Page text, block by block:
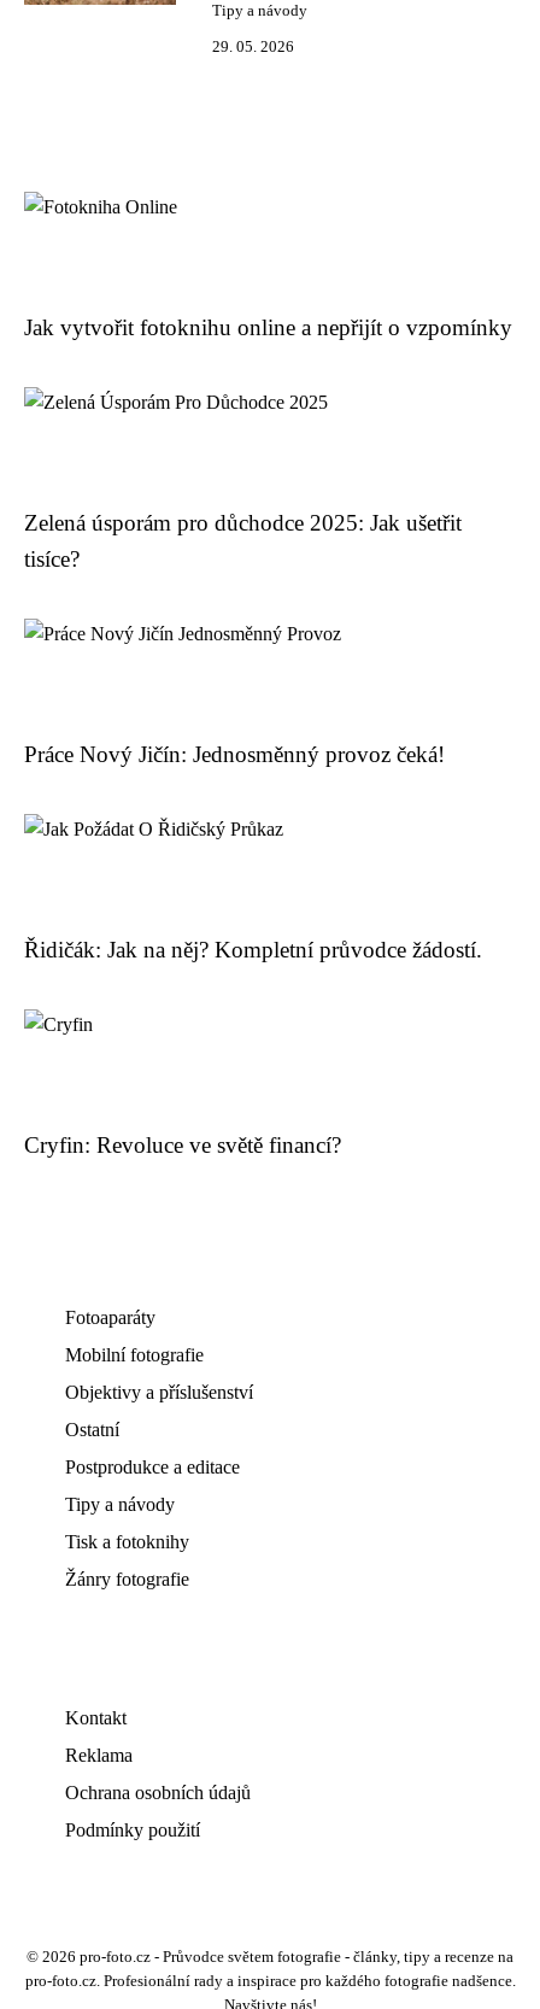
Tipy a návody
29. 05. 2026
Jak vytvořit fotoknihu online a nepřijít o vzpomínky
Zelená úsporám pro důchodce 2025: Jak ušetřit
tisíce?
Práce Nový Jičín: Jednosměnný provoz čeká!
Řidičák: Jak na něj? Kompletní průvodce žádostí.
Cryfin: Revoluce ve světě financí?
Fotoaparáty
Mobilní fotografie
Objektivy a příslušenství
Ostatní
Postprodukce a editace
Tipy a návody
Tisk a fotoknihy
Žánry fotografie
Kontakt
Reklama
Ochrana osobních údajů
Podmínky použití
© 2026 pro-foto.cz - Průvodce světem fotografie - články, tipy a recenze na
pro-foto.cz. Profesionální rady a inspirace pro každého fotografie nadšence.
Navštivte nás!